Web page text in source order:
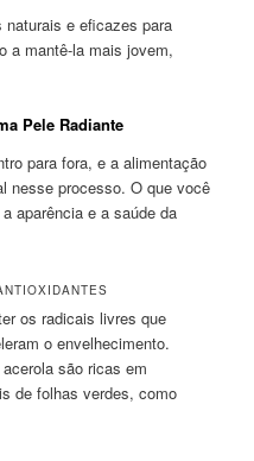
e eficazes para
a mantê-la mais jovem,
Pele Radiante
para fora, e a alimentação
nesse processo. O que você
aparência e a saúde da
os radicais livres que
o envelhecimento.
são ricas em
de folhas verdes, como